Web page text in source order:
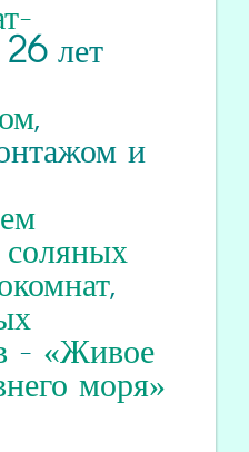
26лет
,
и
соляных
,
- «Живое
моря»